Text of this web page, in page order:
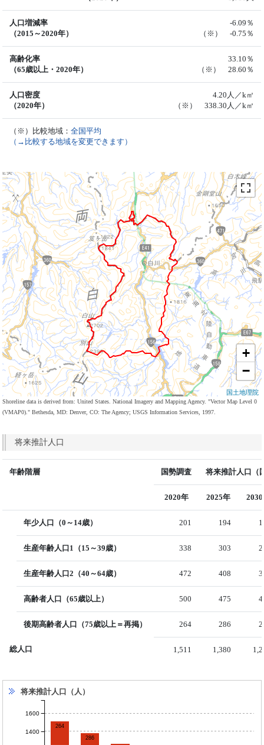
人口増減率
（2015～2020年）
-6.09％
（※） -0.75％
高齢化率
（65歳以上・2020年）
33.10％
（※） 28.60％
人口密度
（2020年）
4.20人／k㎡
（※） 338.30人／k㎡
（※）比較地域：全国平均
（→比較する地域を変更できます）
+
−
国土地理院
Shoreline data is derived from: United States. National Imagery and Mapping Agency. "Vector Map Level 0
(VMAP0)." Bethesda, MD: Denver, CO: The Agency; USGS Information Services, 1997.
将来推計人口
年齢階層 国勢調査 将来推計人口（
2020年 2025年
年少人口（0～14歳） 201 194
生産年齢人口1（15～39歳） 338 303
生産年齢人口2（40～64歳） 472 408
高齢者人口（65歳以上） 500 475
後期高齢者人口（75歳以上＝再掲） 264 286
総人口 1,511 1,380
将来推計人口（人）
264
286
1400
1600